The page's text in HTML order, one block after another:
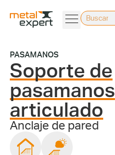
PASAMANOS
Soporte de
pasamanos
articulado
Anclaje de pared